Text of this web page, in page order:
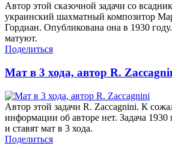
Автор этой сказочной задачи со
украинский шахматный композитор
Гордиан. Опубликована она в 1930
матуют.
Поделиться
Мат в 3 хода, автор R.
Автор этой задачи R. Zaccagnini. К
информации об авторе нет. Задача
и ставят мат в 3 хода.
Поделиться